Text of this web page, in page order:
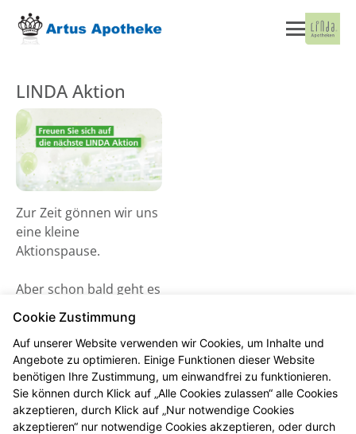
LINDA Aktion
Zur Zeit gönnen wir uns
eine kleine
Aktionspause.
Aber schon bald geht es
wieder los! Schauen Sie
gerne ab dem 02. Juni
2026 vorbei und
entdecken Sie neue
Aktionsprodukte und
das nächste
Gewinnspiel.
Cookie Zustimmung
Auf unserer Website verwenden wir Cookies, um Inhalte und
Angebote zu optimieren. Einige Funktionen dieser Website
benötigen Ihre Zustimmung, um einwandfrei zu funktionieren.
Sie können durch Klick auf „Alle Cookies zulassen“ alle Cookies
akzeptieren, durch Klick auf „Nur notwendige Cookies
akzeptieren“ nur notwendige Cookies akzeptieren, oder durch